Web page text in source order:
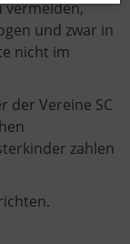
vermeiden,
und zwar in
nicht im
der Vereine SC
zahlen